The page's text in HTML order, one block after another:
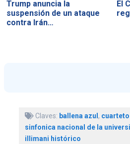
Trump anuncia la
suspensión de un ataque
contra Irán…
El
Claves: ballena azul , cuarteto
sinfonica nacional de la
illimani histórico